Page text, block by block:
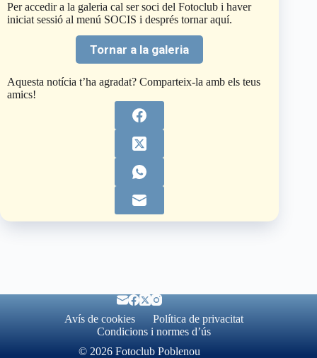
Per accedir a la galeria cal ser soci del Fotoclub i haver
iniciat sessió al menú SOCIS i després tornar aquí.
Tornar a la galeria
Aquesta notícia t’ha agradat? Comparteix-la amb els teus
amics!
Avís de cookies
Política de privacitat
Condicions i normes d’ús
© 2026 Fotoclub Poblenou